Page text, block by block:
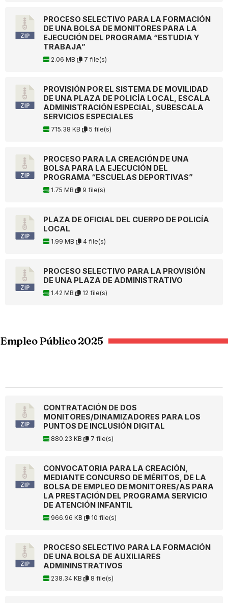
PROCESO SELECTIVO PARA LA FORMACIÓN
DE UNA BOLSA DE MONITORES PARA LA
EJECUCIÓN DEL PROGRAMA “ESTUDIA Y
TRABAJA”
2.06 MB 7 file(s)
PROVISIÓN POR EL SISTEMA DE MOVILIDAD
DE UNA PLAZA DE POLICÍA LOCAL, ESCALA
ADMINISTRACIÓN ESPECIAL, SUBESCALA
SERVICIOS ESPECIALES
715.38 KB 5 file(s)
PROCESO PARA LA CREACIÓN DE UNA
BOLSA PARA LA EJECUCIÓN DEL
PROGRAMA “ESCUELAS DEPORTIVAS”
1.75 MB 9 file(s)
PLAZA DE OFICIAL DEL CUERPO DE POLICÍA
LOCAL
1.99 MB 4 file(s)
PROCESO SELECTIVO PARA LA PROVISIÓN
DE UNA PLAZA DE ADMINISTRATIVO
1.42 MB 12 file(s)
Empleo Público 2025
CONTRATACIÓN DE DOS
MONITORES/DINAMIZADORES PARA LOS
PUNTOS DE INCLUSIÓN DIGITAL
880.23 KB 7 file(s)
CONVOCATORIA PARA LA CREACIÓN,
MEDIANTE CONCURSO DE MÉRITOS, DE LA
BOLSA DE EMPLEO DE MONITORES/AS PARA
LA PRESTACIÓN DEL PROGRAMA SERVICIO
DE ATENCIÓN INFANTIL
966.96 KB 10 file(s)
PROCESO SELECTIVO PARA LA FORMACIÓN
DE UNA BOLSA DE AUXILIARES
ADMININSTRATIVOS
238.34 KB 8 file(s)